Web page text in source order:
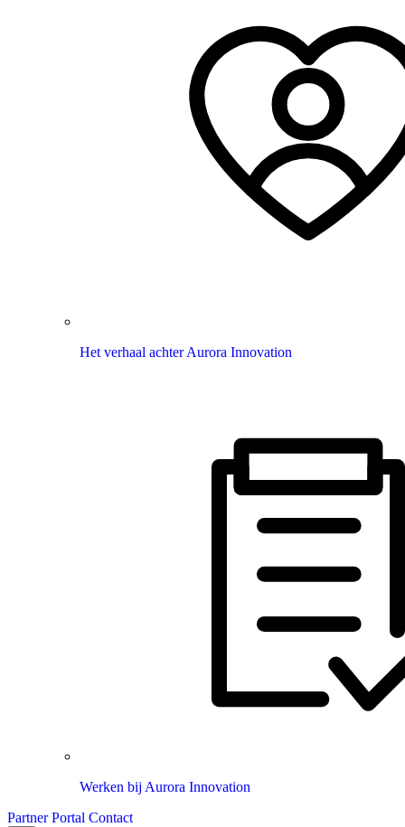
Het verhaal achter Aurora Innovation
Werken bij Aurora Innovation
Partner Portal Contact